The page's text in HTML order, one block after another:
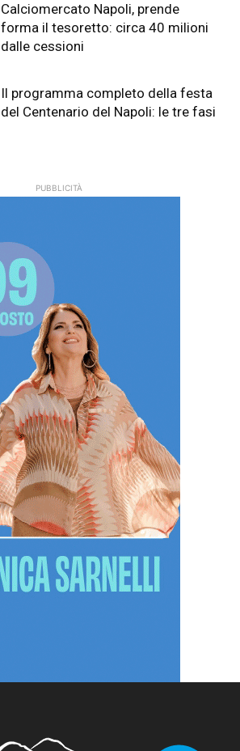
Calciomercato Napoli, prende
forma il tesoretto: circa 40 milioni
dalle cessioni
Il programma completo della festa
del Centenario del Napoli: le tre fasi
PUBBLICITÀ